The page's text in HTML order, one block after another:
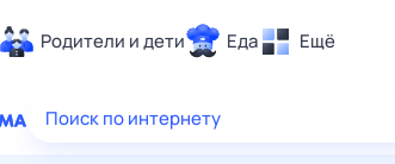
Родители и дети Еда Ещё
Здоровье
Поиск по интернету